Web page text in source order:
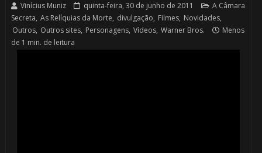
Vinícius Muniz quinta-feira, 30 de junho de 2011
A Câmara
Secreta, As Relíquias da Morte, divulgação, Filmes, Novidades,
Outros, Outros sites, Personagens, Vídeos, Warner Bros.
Menos
de 1 min. de leitura